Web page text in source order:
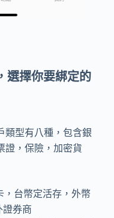
選擇你要綁定的
類型有八種，包含銀
證，保險，加密貨
台幣定活存，外幣
證券商